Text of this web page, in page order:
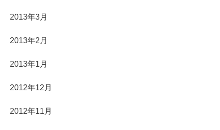
2013年3月
2013年2月
2013年1月
2012年12月
2012年11月